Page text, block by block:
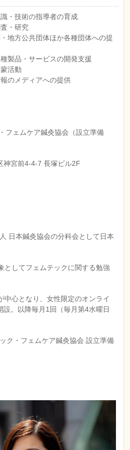
・技術の指導者の育成
・研究
地方公共団体ほか各種団体への提
製品・サービスの開発支援
活動
のメディアへの提供
フェムケア鍼灸協会（設立準備
神宮前4-4-7 長塚ビル2F
日本鍼灸協会の分科会として日本
してフェムテックに関する勉強
心となり、女性限定のオンライ
設。以降毎月1回（毎月第4水曜日
ク・フェムケア鍼灸協会 設立準備